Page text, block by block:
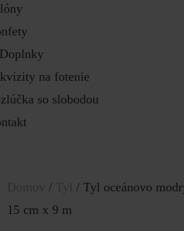
Doplnky
na fotenie
so slobodou
/
/ Tyl oceánovo
15 cm x 9 m